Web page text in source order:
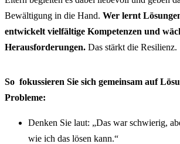
Bewältigung in die Hand. Wer lernt
entwickelt vielfältige Kompetenzen und
Herausforderungen. Das stärkt die Resilienz.
So fokussieren Sie sich gemeinsam auf
Probleme:
Denken Sie laut: „Das war schwierig,
wie ich das lösen kann.“